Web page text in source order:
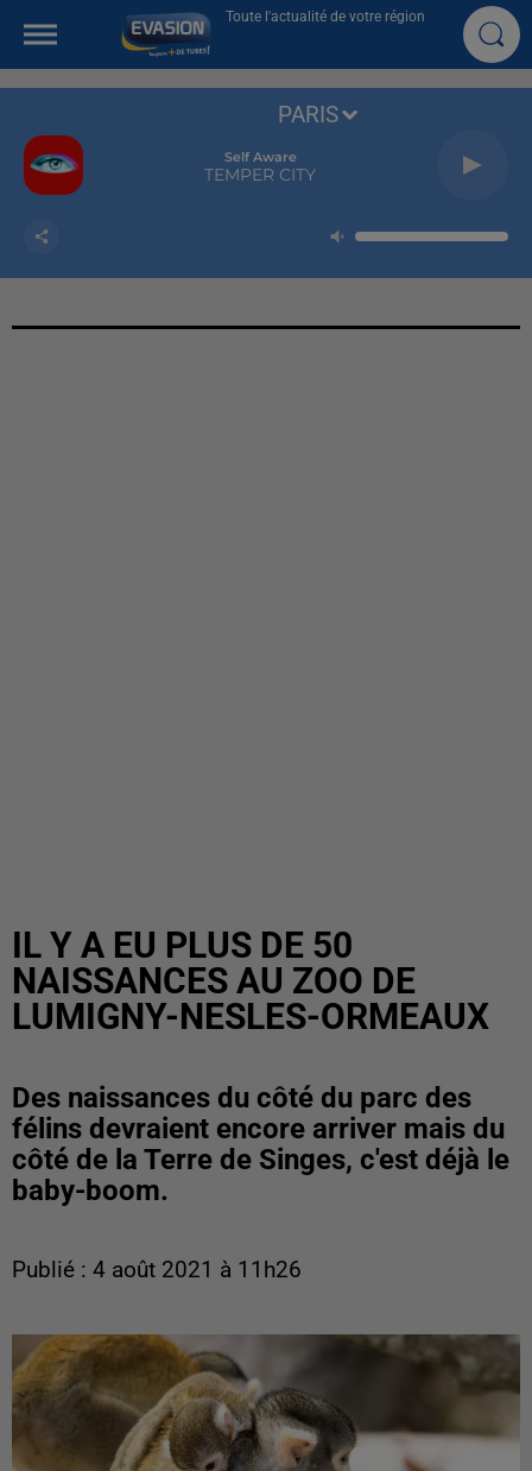
Toute l'actualité de votre région
Self Aware
TEMPER CITY
PARIS
IL Y A EU PLUS DE 50
NAISSANCES AU ZOO DE
LUMIGNY-NESLES-ORMEAUX
Des naissances du côté du parc des
félins devraient encore arriver mais du
côté de la Terre de Singes, c'est déjà le
baby-boom.
Publié : 4 août 2021 à 11h26